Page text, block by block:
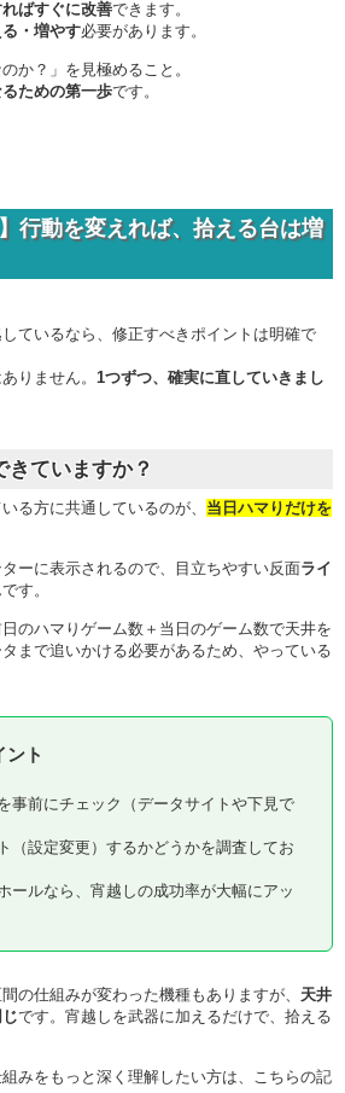
ばすぐに改善できます。
・増やす必要があります。
か？」を見極めること。
ための第一歩です。
行動を変えれば、拾える台は増
ているなら、修正すべきポイントは明確で
りません。 1つずつ、確実に直していきまし
きていますか？
る方に共通しているのが、 当日ハマりだけを
ーに表示されるので、目立ちやすい反面ライ
す。
日のハマりゲーム数＋当日のゲーム数で天井を
まで追いかける必要があるため、やっている
ント
事前にチェック（データサイトや下見で
（設定変更）するかどうかを調査してお
ールなら、宵越しの成功率が大幅にアッ
の仕組みが変わった機種もありますが、 天井
です。宵越しを武器に加えるだけで、拾える
みをもっと深く理解したい方は、こちらの記